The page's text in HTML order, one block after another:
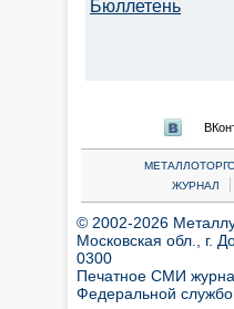
Бюллетень
ЖУРНАЛ
|
© 2002-2026
Московская обл., г.
0300
Печатное СМИ
Федеральной